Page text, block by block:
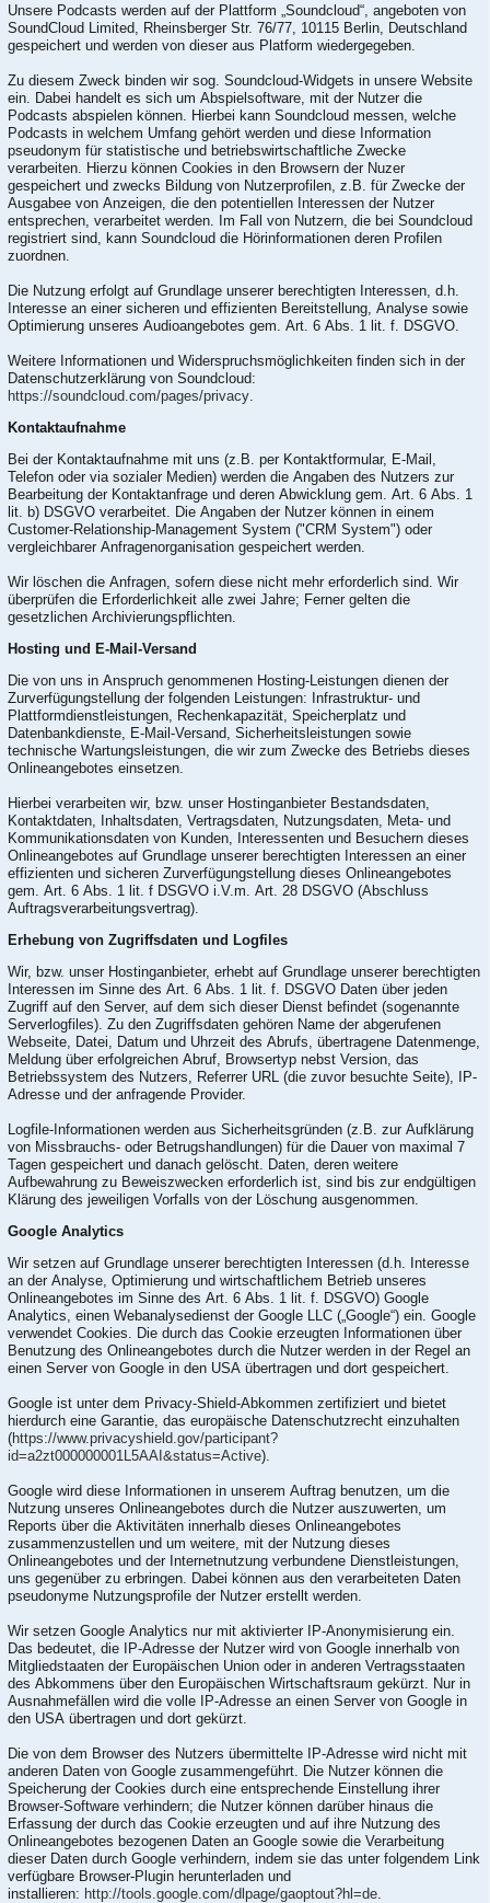
Unsere Podcasts werden auf der Plattform „Soundcloud“, angeboten von
SoundCloud Limited, Rheinsberger Str. 76/77, 10115 Berlin, Deutschland
gespeichert und werden von dieser aus Platform wiedergegeben.
Zu diesem Zweck binden wir sog. Soundcloud-Widgets in unsere Website
ein. Dabei handelt es sich um Abspielsoftware, mit der Nutzer die
Podcasts abspielen können. Hierbei kann Soundcloud messen, welche
Podcasts in welchem Umfang gehört werden und diese Information
pseudonym für statistische und betriebswirtschaftliche Zwecke
verarbeiten. Hierzu können Cookies in den Browsern der Nuzer
gespeichert und zwecks Bildung von Nutzerprofilen, z.B. für Zwecke der
Ausgabee von Anzeigen, die den potentiellen Interessen der Nutzer
entsprechen, verarbeitet werden. Im Fall von Nutzern, die bei Soundcloud
registriert sind, kann Soundcloud die Hörinformationen deren Profilen
zuordnen.
Die Nutzung erfolgt auf Grundlage unserer berechtigten Interessen, d.h.
Interesse an einer sicheren und effizienten Bereitstellung, Analyse sowie
Optimierung unseres Audioangebotes gem. Art. 6 Abs. 1 lit. f. DSGVO.
Weitere Informationen und Widerspruchsmöglichkeiten finden sich in der
Datenschutzerklärung von Soundcloud:
https://soundcloud.com/pages/privacy
Kontaktaufnahme
Bei der Kontaktaufnahme mit uns (z.B. per Kontaktformular, E-Mail,
Telefon oder via sozialer Medien) werden die Angaben des Nutzers zur
Bearbeitung der Kontaktanfrage und deren Abwicklung gem. Art. 6 Abs. 1
lit. b) DSGVO verarbeitet. Die Angaben der Nutzer können in einem
Customer-Relationship-Management System ("CRM System") oder
vergleichbarer Anfragenorganisation gespeichert werden.
Wir löschen die Anfragen, sofern diese nicht mehr erforderlich sind. Wir
überprüfen die Erforderlichkeit alle zwei Jahre; Ferner gelten die
gesetzlichen Archivierungspflichten.
Hosting und E-Mail-Versand
Die von uns in Anspruch genommenen Hosting-Leistungen dienen der
Zurverfügungstellung der folgenden Leistungen: Infrastruktur- und
Plattformdienstleistungen, Rechenkapazität, Speicherplatz und
Datenbankdienste, E-Mail-Versand, Sicherheitsleistungen sowie
technische Wartungsleistungen, die wir zum Zwecke des Betriebs dieses
Onlineangebotes einsetzen.
Hierbei verarbeiten wir, bzw. unser Hostinganbieter Bestandsdaten,
Kontaktdaten, Inhaltsdaten, Vertragsdaten, Nutzungsdaten, Meta- und
Kommunikationsdaten von Kunden, Interessenten und Besuchern dieses
Onlineangebotes auf Grundlage unserer berechtigten Interessen an einer
effizienten und sicheren Zurverfügungstellung dieses Onlineangebotes
gem. Art. 6 Abs. 1 lit. f DSGVO i.V.m. Art. 28 DSGVO (Abschluss
Auftragsverarbeitungsvertrag).
Erhebung von Zugriffsdaten und Logfiles
Wir, bzw. unser Hostinganbieter, erhebt auf Grundlage unserer berechtigten
Interessen im Sinne des Art. 6 Abs. 1 lit. f. DSGVO Daten über jeden
Zugriff auf den Server, auf dem sich dieser Dienst befindet (sogenannte
Serverlogfiles). Zu den Zugriffsdaten gehören Name der abgerufenen
Webseite, Datei, Datum und Uhrzeit des Abrufs, übertragene Datenmenge,
Meldung über erfolgreichen Abruf, Browsertyp nebst Version, das
Betriebssystem des Nutzers, Referrer URL (die zuvor besuchte Seite), IP-
Adresse und der anfragende Provider.
Logfile-Informationen werden aus Sicherheitsgründen (z.B. zur Aufklärung
von Missbrauchs- oder Betrugshandlungen) für die Dauer von maximal 7
Tagen gespeichert und danach gelöscht. Daten, deren weitere
Aufbewahrung zu Beweiszwecken erforderlich ist, sind bis zur endgültigen
Klärung des jeweiligen Vorfalls von der Löschung ausgenommen.
Google Analytics
Wir setzen auf Grundlage unserer berechtigten Interessen (d.h. Interesse
an der Analyse, Optimierung und wirtschaftlichem Betrieb unseres
Onlineangebotes im Sinne des Art. 6 Abs. 1 lit. f. DSGVO) Google
Analytics, einen Webanalysedienst der Google LLC („Google“) ein. Google
verwendet Cookies. Die durch das Cookie erzeugten Informationen über
Benutzung des Onlineangebotes durch die Nutzer werden in der Regel an
einen Server von Google in den USA übertragen und dort gespeichert.
Google ist unter dem Privacy-Shield-Abkommen zertifiziert und bietet
hierdurch eine Garantie, das europäische Datenschutzrecht einzuhalten
(https://www.privacyshield.gov/participant?
id=a2zt000000001L5AAI&status=Active).
Google wird diese Informationen in unserem Auftrag benutzen, um die
Nutzung unseres Onlineangebotes durch die Nutzer auszuwerten, um
Reports über die Aktivitäten innerhalb dieses Onlineangebotes
zusammenzustellen und um weitere, mit der Nutzung dieses
Onlineangebotes und der Internetnutzung verbundene Dienstleistungen,
uns gegenüber zu erbringen. Dabei können aus den verarbeiteten Daten
pseudonyme Nutzungsprofile der Nutzer erstellt werden.
Wir setzen Google Analytics nur mit aktivierter IP-Anonymisierung ein.
Das bedeutet, die IP-Adresse der Nutzer wird von Google innerhalb von
Mitgliedstaaten der Europäischen Union oder in anderen Vertragsstaaten
des Abkommens über den Europäischen Wirtschaftsraum gekürzt. Nur in
Ausnahmefällen wird die volle IP-Adresse an einen Server von Google in
den USA übertragen und dort gekürzt.
Die von dem Browser des Nutzers übermittelte IP-Adresse wird nicht mit
anderen Daten von Google zusammengeführt. Die Nutzer können die
Speicherung der Cookies durch eine entsprechende Einstellung ihrer
Browser-Software verhindern; die Nutzer können darüber hinaus die
Erfassung der durch das Cookie erzeugten und auf ihre Nutzung des
Onlineangebotes bezogenen Daten an Google sowie die Verarbeitung
dieser Daten durch Google verhindern, indem sie das unter folgendem Link
verfügbare Browser-Plugin herunterladen und
installieren: http://tools.google.com/dlpage/gaoptout?hl=de